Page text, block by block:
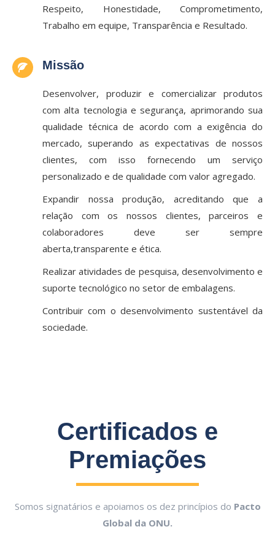
Respeito, Honestidade, Comprometimento,
Trabalho em equipe, Transparência e Resultado.
Missão
Desenvolver, produzir e comercializar produtos
com alta tecnologia e segurança, aprimorando sua
qualidade técnica de acordo com a exigência do
mercado, superando as expectativas de nossos
clientes, com isso fornecendo um serviço
personalizado e de qualidade com valor agregado.
Expandir nossa produção, acreditando que a
relação com os nossos clientes, parceiros e
colaboradores deve ser sempre
aberta,transparente e ética.
Realizar atividades de pesquisa, desenvolvimento e
suporte tecnológico no setor de embalagens.
Contribuir com o desenvolvimento sustentável da
sociedade.
Certificados e
Premiações
Somos signatários e apoiamos os dez princípios do Pacto
Global da ONU.